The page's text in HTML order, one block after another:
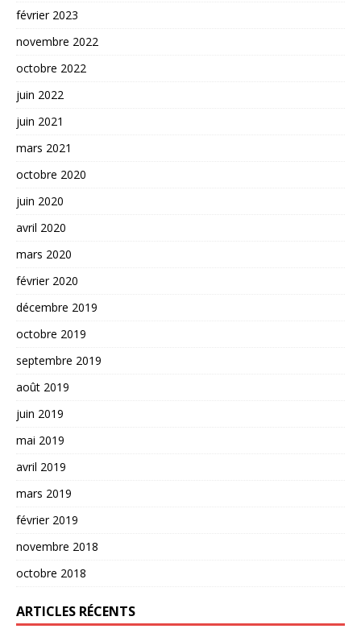
février 2023
novembre 2022
octobre 2022
juin 2022
juin 2021
mars 2021
octobre 2020
juin 2020
avril 2020
mars 2020
février 2020
décembre 2019
octobre 2019
septembre 2019
août 2019
juin 2019
mai 2019
avril 2019
mars 2019
février 2019
novembre 2018
octobre 2018
ARTICLES RÉCENTS